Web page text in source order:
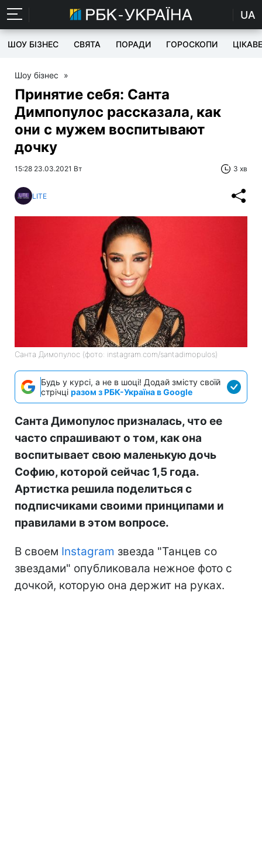
UA
ШОУ БІЗНЕС СВЯТА ПОРАДИ ГОРОСКОПИ ЦІКАВЕ
Шоу бізнес »
Принятие себя: Санта
Димпопулос рассказала, как
они с мужем воспитывают
дочку
15:28 23.03.2021 Вт 3 хв
LITE
Санта Димопулос (фото: instagram.com/santadimopulos)
Будь у курсі, а не в шоці! Додай змісту своїй
стрічці разом з РБК-Україна в Google
Санта Димопулос призналась, что ее
часто спрашивают о том, как она
воспитывает свою маленькую дочь
Софию, которой сейчас 1,5 года.
Артистка решила поделиться с
подписчиками своими принципами и
правилами в этом вопросе.
В своем Instagram звезда "Танцев со
звездами" опубликовала нежное фото с
дочкой, которую она держит на руках.